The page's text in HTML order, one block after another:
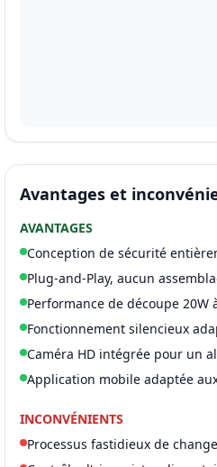
Avantages et
AVANTAGES
Conception de sécurité
Plug-and-Play, aucun
Performance de découpe 20W
Fonctionnement silencieux
Caméra HD intégrée pour un
Application mobile adaptée
INCONVÉNIENTS
Processus fastidieux de